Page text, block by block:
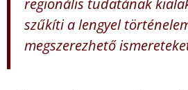
szűkíti a lengyel
megszerezhető